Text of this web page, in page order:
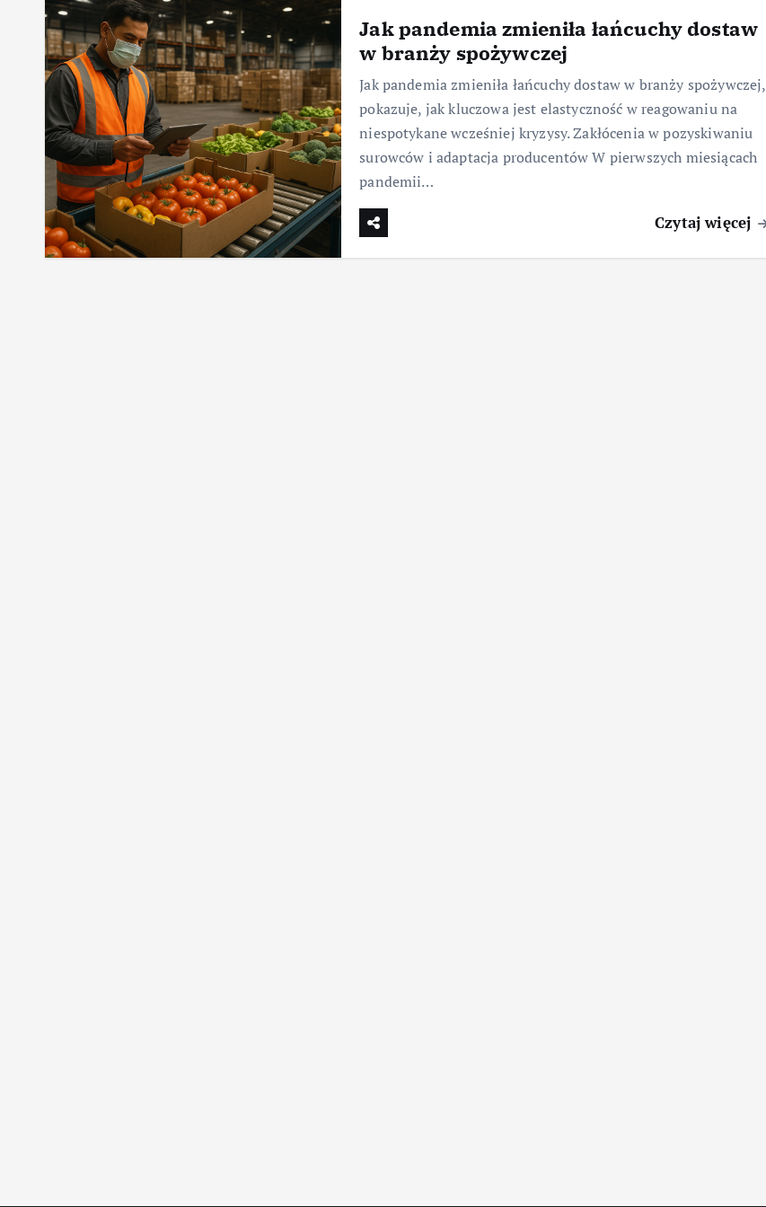
Jak pandemia zmieniła łańcuchy dostaw
w branży spożywczej
Jak pandemia zmieniła łańcuchy dostaw w branży spożywczej,
pokazuje, jak kluczowa jest elastyczność w reagowaniu na
niespotykane wcześniej kryzysy. Zakłócenia w pozyskiwaniu
surowców i adaptacja producentów W pierwszych miesiącach
pandemii…
Czytaj więcej